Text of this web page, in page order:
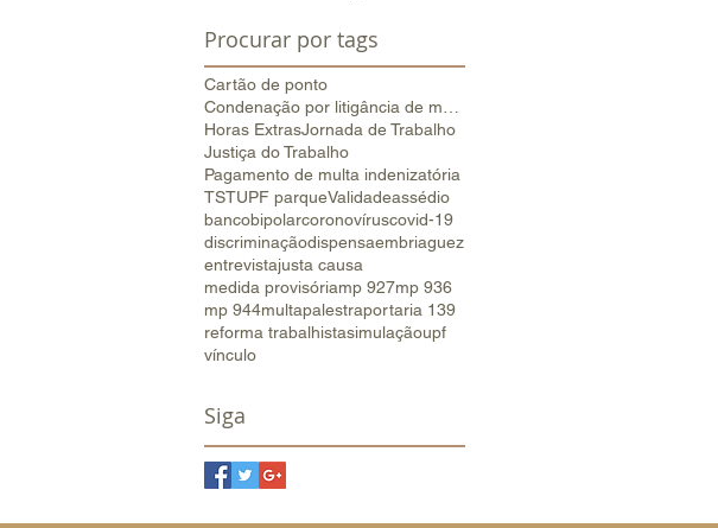
Procurar por tags
Cartão de ponto
Horas ExtrasJornada de Trabalho
Justiça do Trabalho
Pagamento de multa indenizatória
TSTUPF parqueValidadeassédio
bancobipolarcoronovíruscovid-19
discriminaçãodispensaembriaguez
entrevistajusta causa
medida provisóriamp 927mp 936
mp 944multapalestraportaria 139
reforma trabalhistasimulaçãoupf
vínculo
Siga